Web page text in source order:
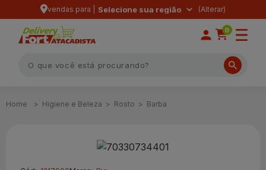
vendas para | Selecione sua região
0
Higiene e Beleza Rosto Barba